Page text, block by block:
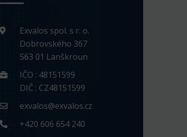
Exvalos spol. s r. o.
Dobrovského 367
563 01 Lanškroun
IČO : 48151599
DIČ : CZ48151599
exvalos@exvalos.cz
+420 606 654 240